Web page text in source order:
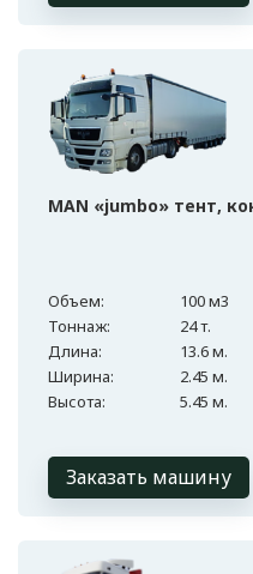
MAN «jumbo» тент,
Объем:
100 м3
Тоннаж:
24 т.
Длина:
13.6 м.
Ширина:
2.45 м.
Высота:
5.45 м.
Заказать машину